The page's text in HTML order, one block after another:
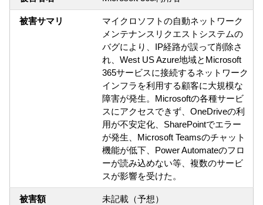
被害サマリ
マイクロソフトの自動ネットワーク
メンテナンスリクエストシステムの
バグにより、IP経路が誤って削除さ
れ、West US Azure地域とMicrosoft
365サービスに接続するネットワーク
インフラを利用する顧客に大規模な
障害が発生。Microsoftの各種サービ
スにアクセスできず、OneDriveの利
用が不安定化、SharePointでエラー
が発生、Microsoft Teamsのチャット
機能が低下、Power Automateのフロ
ーが読み込めない等、複数のサービ
スが影響を受けた。
被害額 未記載（予想）